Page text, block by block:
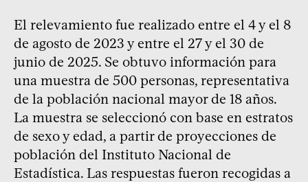
El relevamiento fue realizado entre el 4 y el 8
de agosto de 2023 y entre el 27 y el 30 de
junio de 2025. Se obtuvo información para
una muestra de 500 personas, representativa
de la población nacional mayor de 18 años.
La muestra se seleccionó con base en estratos
de sexo y edad, a partir de proyecciones de
población del Instituto Nacional de
Estadística. Las respuestas fueron recogidas a